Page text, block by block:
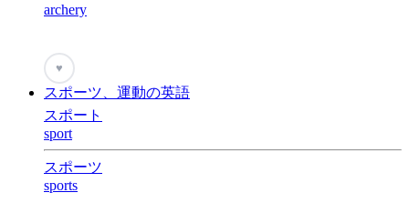
archery
♥
スポーツ、運動の英語
スポート
sport
スポーツ
sports